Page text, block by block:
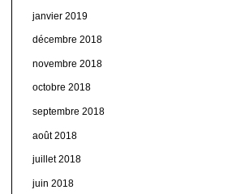
janvier 2019
décembre 2018
novembre 2018
octobre 2018
septembre 2018
août 2018
juillet 2018
juin 2018